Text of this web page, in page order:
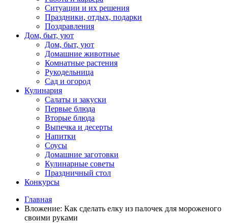
Ситуации и их решения
Праздники, отдых, подарки
Поздравления
Дом, быт, уют
Дом, быт, уют
Домашние животные
Комнатные растения
Рукодельница
Сад и огород
Кулинария
Салаты и закуски
Первые блюда
Вторые блюда
Выпечка и десерты
Напитки
Соусы
Домашние заготовки
Кулинарные советы
Праздничный стол
Конкурсы
Главная
Вложение: Как сделать елку из палочек для мороженого
своими руками